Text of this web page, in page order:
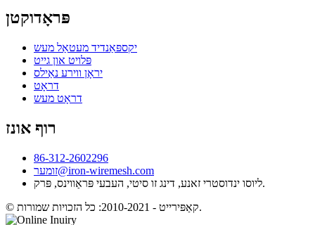
פּראָדוקטן
יקספּאַנדיד מעטאַל מעש
פּלויט און גייט
יראָן ווירע נאַילס
דראָט
דראָט מעש
רוף אונז
86-312-2602296
זומער@iron-wiremesh.com
ליוסו ינדוסטרי זאנע, דינג זו סיטי, העבעי פּראַווינס, פּרק.
© קאַפּירייט - 2010-2021: כל הזכויות שמורות.